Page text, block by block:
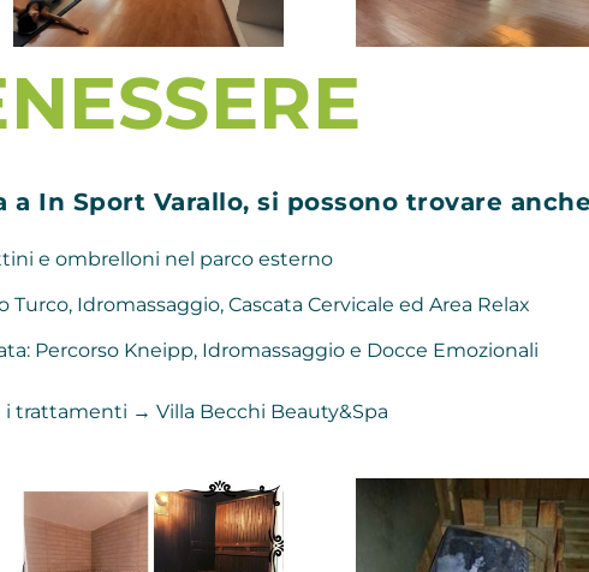
a In Sport Varallo, si possono trovare
e ombrelloni nel parco esterno
Turco, Idromassaggio, Cascata Cervicale ed Area Relax
Percorso Kneipp, Idromassaggio e Docce Emozionali
i trattamenti → Villa Becchi Beauty&Spa